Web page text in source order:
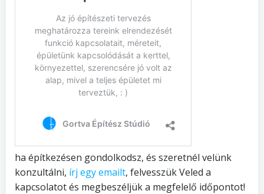
ha építkezésen gondolkodsz, és szeretnél velünk
konzultálni, írj egy emailt, felvesszük Veled a
kapcsolatot és megbeszéljük a megfelelő időpontot!